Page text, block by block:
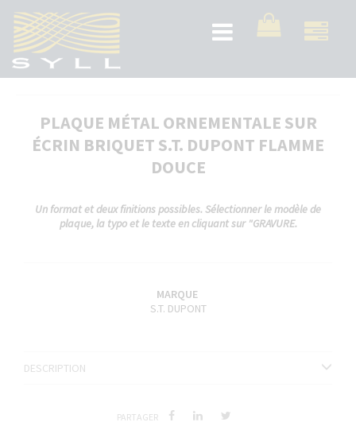
contenu
principal
Toggle
navigation
PLAQUE MÉTAL ORNEMENTALE SUR
ÉCRIN BRIQUET S.T. DUPONT FLAMME
DOUCE
Un format et deux finitions possibles. Sélectionner le modèle de
plaque, la typo et le texte en cliquant sur "GRAVURE.
MARQUE
S.T. DUPONT
DESCRIPTION
PARTAGER